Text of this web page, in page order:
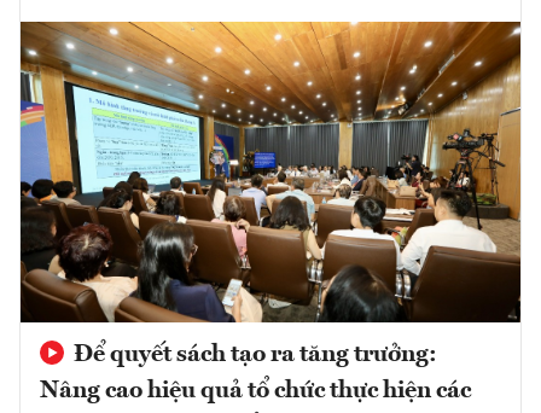
Để quyết sách tạo ra tăng trưởng:
Nâng cao hiệu quả tổ chức thực hiện các